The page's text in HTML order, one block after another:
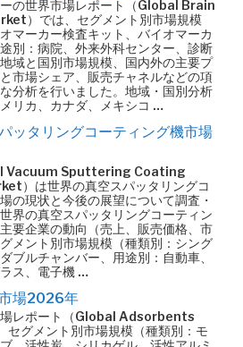
の世界市場レポート（Global Brain
）では、セグメント別市場規模
オマーカー検査キット、バイオマーカ
別：病院、外来外科センター、診断
域と国別市場規模、国内外の主要プ
市場シェア、販売チャネルなどの項
分析を行いました。地域・国別分析
リカ、カナダ、メキシコ …
ッタリングコーティング機市場
Vacuum Sputtering Coating
）は世界の真空スパッタリングコ
の現状と今後の展望について調査・
界の真空スパッタリングコーティン
要企業の動向（売上、販売価格、市
メント別市場規模（種類別：シング
ブルチャンバー、用途別：自動車、
ス、電子機 …
場2026年
場レポート（Global Adsorbents
グメント別市場規模（種類別：モ